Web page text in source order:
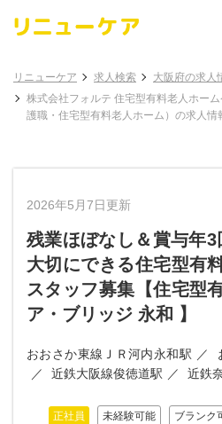
リニューケア 求人検索 大阪府の求人
株式会社フォルテ 住宅型有料老人ホー
護職・住宅型有料老人ホーム）の求人情
2026年5月7日更新
残業ほぼなし＆賞与年3
大切にできる住宅型有
スタッフ募集【住宅型
ア・ブリッジ 永和 】
おおさか東線ＪＲ河内永和駅
近鉄大阪線俊徳道駅
近鉄
正社員 未経験可能 ブランク